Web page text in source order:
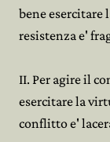
bene esercitare
resistenza e'
II. Per agire il
esercitare la
conflitto e'